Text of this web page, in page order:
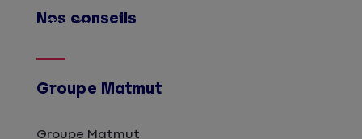
Nos conseils
Afficher
Groupe Matmut
Groupe Matmut